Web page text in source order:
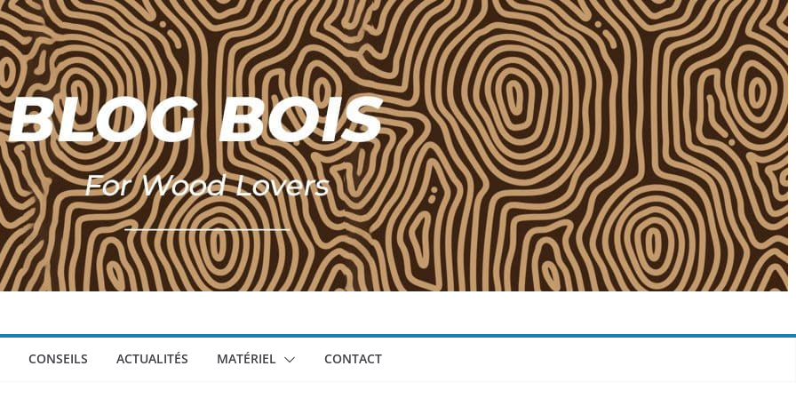
CONSEILS ACTUALITÉS MATÉRIEL CONTACT